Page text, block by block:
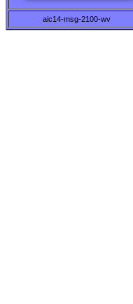
aic14-msg-2100-wv